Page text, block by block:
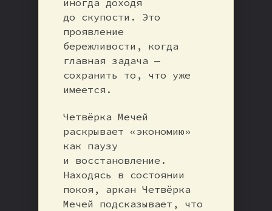
до скупости. Это
проявление
бережливости, когда
главная задача —
сохранить то, что уже
имеется.
Четвёрка Мечей
раскрывает «экономию»
как паузу
и восстановление.
Находясь в состоянии
покоя, аркан Четвёрка
Мечей подсказывает, что